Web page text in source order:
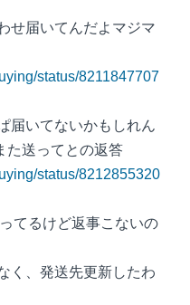
せ届いてんだよマジマ
status/8211847707
届いてないかもしれん
た送ってとの返答
status/8212855320
てるけど返事こないの
く、発送先更新したわ